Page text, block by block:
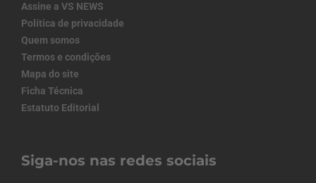
Assine a VS NEWS
Política de privacidade
Quem somos
Termos e condições
Mapa do site
Ficha Técnica
Estatuto Editorial
Siga-nos nas redes sociais